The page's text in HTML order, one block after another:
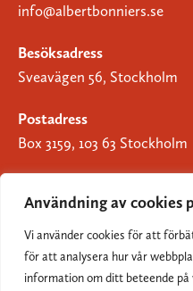
Användning av cookies
Vi använder cookies för att
för att analysera hur vår
information om ditt beteende
info@albertbonniers.se
Besöksadress
Sveavägen 56, Stockholm
Postadress
Box 3159, 103 63 Stockholm
Om